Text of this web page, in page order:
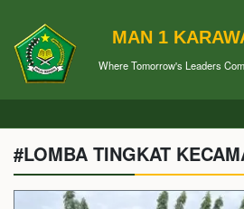
MAN 1
Where Tomorrow's Leaders
#LOMBA TINGKAT